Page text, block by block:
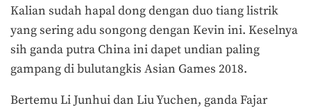
Kalian sudah hapal dong dengan duo tiang listrik
yang sering adu songong dengan Kevin ini. Keselnya
sih ganda putra China ini dapet undian paling
gampang di bulutangkis Asian Games 2018.
Bertemu Li Junhui dan Liu Yuchen, ganda Fajar